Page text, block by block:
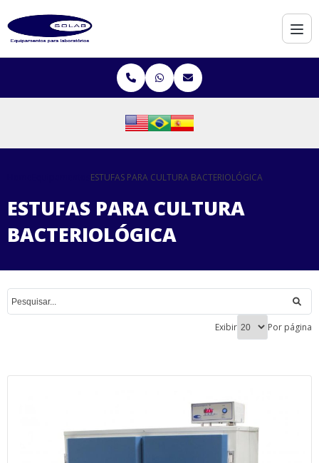
ESTUFAS PARA CULTURA BACTERIOLÓGICA
ESTUFAS PARA CULTURA
BACTERIOLÓGICA
Exibir Por página